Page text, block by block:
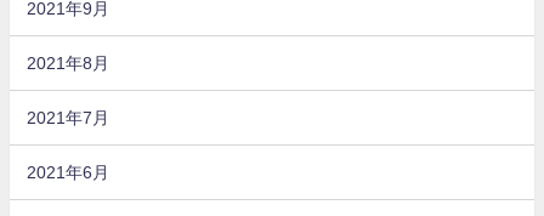
2021年9月
2021年8月
2021年7月
2021年6月